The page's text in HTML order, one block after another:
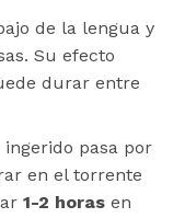
de la lengua y
Su efecto
durar entre
ingerido pasa por
en el torrente
1-2 horasen